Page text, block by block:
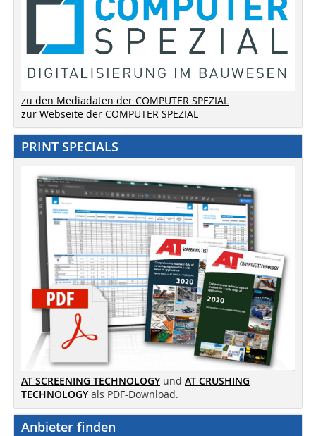
zu den Mediadaten der COMPUTER SPEZIAL
zur Webseite der COMPUTER SPEZIAL
PRINT SPECIALS
AT SCREENING TECHNOLOGY und AT CRUSHING
TECHNOLOGY als PDF-Download.
Anbieter finden